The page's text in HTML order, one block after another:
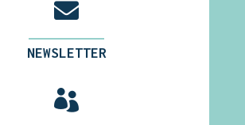

NEWSLETTER
